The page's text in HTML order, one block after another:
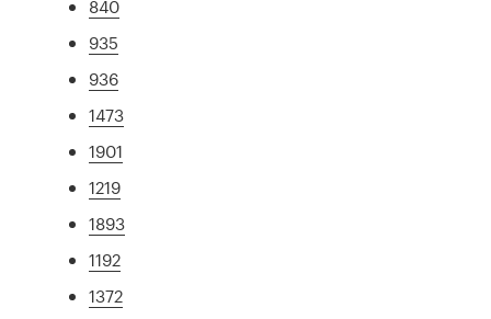
840
935
936
1473
1901
1219
1893
1192
1372